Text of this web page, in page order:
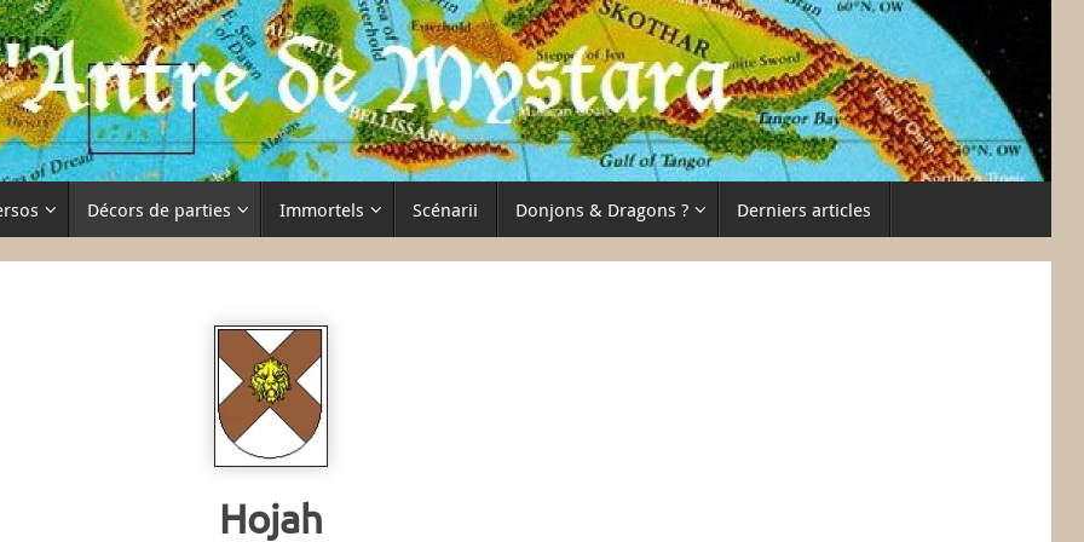
Décors de parties Immortels Scénarii Donjons & Dragons ? Derniers articles
Hojah